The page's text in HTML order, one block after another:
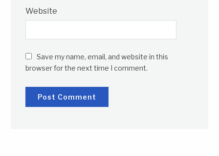
Website
Save my name, email, and website in this
browser for the next time I comment.